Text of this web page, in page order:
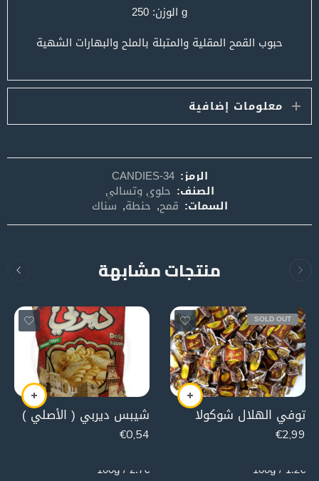
g الوزن: 250
حبوب القمح المقلية والمتبلة بالملح والبهارات الشهية
معلومات إضافية
الرمز: CANDIES-34
الصنف: حلوى وتسالي
السمات: قمح, حنطة, سناك
منتجات مشابهة
SOLD OUT
توفي الهلال شوكولا
€2,99
1.2€ / 100g
شيبس ديربي ( الأصلي )
€0,54
2.7€ / 100g